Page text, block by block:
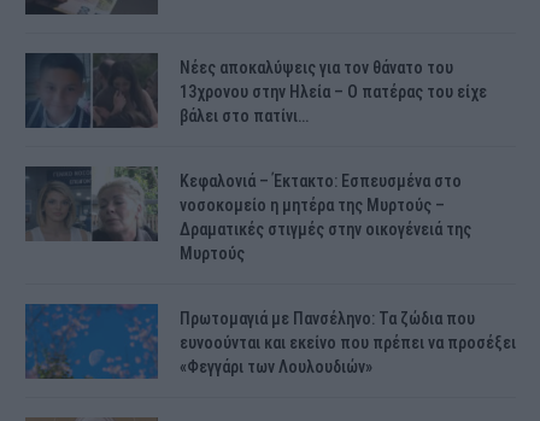
Νέες αποκαλύψεις για τον θάνατο του
13χρονου στην Ηλεία – Ο πατέρας του είχε
βάλει στο πατίνι…
Κεφαλονιά – Έκτακτο: Εσπευσμένα στο
νοσοκομείο η μητέρα της Μυρτούς –
Δραματικές στιγμές στην οικογένειά της
Μυρτούς
Πρωτομαγιά με Πανσέληνο: Τα ζώδια που
ευνοούνται και εκείνο που πρέπει να προσέξει
«Φεγγάρι των Λουλουδιών»